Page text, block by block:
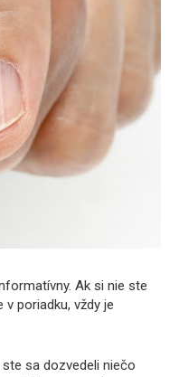
Ak si nie ste
poriadku, vždy je
sa dozvedeli niečo